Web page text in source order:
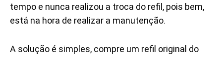
tempo e nunca realizou a troca do refil, pois bem,
está na hora de realizar a manutenção.
A solução é simples, compre um refil original do